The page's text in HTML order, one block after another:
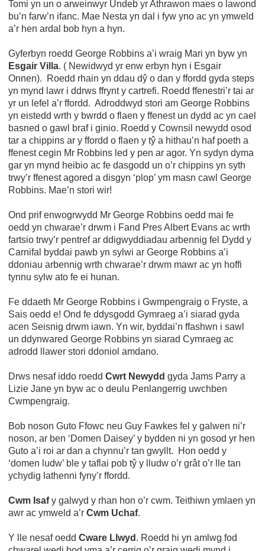
Tomi yn un o arweinwyr Undeb yr Athrawon maes o lawond
bu’n farw’n ifanc. Mae Nesta yn dal i fyw yno ac yn ymweld
a’r hen ardal bob hyn a hyn.
Gyferbyn roedd George Robbins a’i wraig Mari yn byw yn
Esgair Villa. ( Newidwyd yr enw erbyn hyn i Esgair
Onnen). Roedd rhain yn ddau dŷ o dan y ffordd gyda steps
yn mynd lawr i ddrws ffrynt y cartrefi. Roedd ffenestri’r tai ar
yr un lefel a’r ffordd. Adroddwyd stori am George Robbins
yn eistedd wrth y bwrdd o flaen y ffenest un dydd ac yn cael
basned o gawl braf i ginio. Roedd y Cownsil newydd osod
tar a chippins ar y ffordd o flaen y tŷ a hithau’n haf poeth a
ffenest cegin Mr Robbins led y pen ar agor. Yn sydyn dyma
gar yn mynd heibio ac fe dasgodd un o’r chippins yn syth
trwy’r ffenest agored a disgyn ‘plop’ ym masn cawl George
Robbins. Mae’n stori wir!
Ond prif enwogrwydd Mr George Robbins oedd mai fe
oedd yn chwarae’r drwm i Fand Pres Albert Evans ac wrth
fartsio trwy’r pentref ar ddigwyddiadau arbennig fel Dydd y
Carnifal byddai pawb yn sylwi ar George Robbins a’i
ddoniau arbennig wrth chwarae’r drwm mawr ac yn hoffi
tynnu sylw ato fe ei hunan.
Fe ddaeth Mr George Robbins i Gwmpengraig o Fryste, a
Sais oedd e! Ond fe ddysgodd Gymraeg a’i siarad gyda
acen Seisnig drwm iawn. Yn wir, byddai’n ffashwn i sawl
un ddynwared George Robbins yn siarad Cymraeg ac
adrodd llawer stori ddoniol amdano.
Drws nesaf iddo roedd Cwrt Newydd gyda Jams Parry a
Lizie Jane yn byw ac o deulu Penlangerrig uwchben
Cwmpengraig.
Bob noson Guto Ffowc neu Guy Fawkes fel y galwen ni’r
noson, ar ben ‘Domen Daisey’ y bydden ni yn gosod yr hen
Guto a’i roi ar dan a chynnu’r tan gwyllt. Hon oedd y
‘domen ludw’ ble y taflai pob tŷ y lludw o’r grât o’r lle tan
ychydig lathenni fyny’r ffordd.
Cwm Isafy galwyd y rhan hon o’r cwm. Teithiwn ymlaen yn
awr ac ymweld a’r Cwm Uchaf.
Y lle nesaf oedd Cware Llwyd . Roedd hi yn amlwg fod